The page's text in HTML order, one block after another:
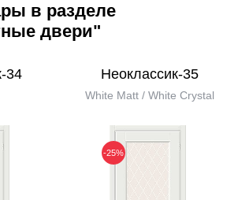
в разделе
двери"
34 Неоклассик-35
White Matt / White Сrystal
-25%